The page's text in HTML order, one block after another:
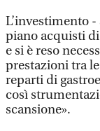
L’investimento -
piano acquisti
e si è reso
prestazioni tra
reparti di
così
scansione».